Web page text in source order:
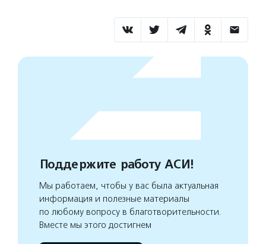
Поддержите работу АСИ!
Мы работаем, чтобы у вас была актуальная
информация и полезные материалы
по любому вопросу в благотворительности.
Вместе мы этого достигнем